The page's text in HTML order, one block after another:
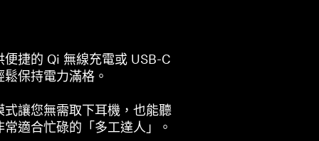
便捷的 Qi 無線充電或 USB-C
保持電力滿格。
式讓您無需取下耳機，也能聽
適合忙碌的「多工達人」。